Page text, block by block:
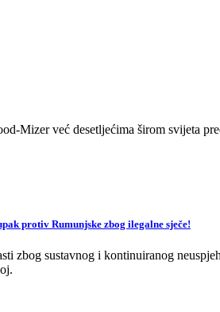
Mizer već desetljećima širom svijeta
protiv Rumunjske zbog ilegalne sječe!
zbog sustavnog i kontinuiranog